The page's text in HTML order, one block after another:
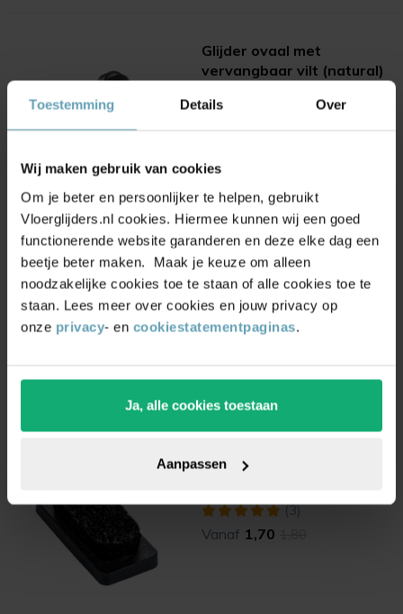
Toestemming Details Over
Wij maken gebruik van cookies
Om je beter en persoonlijker te helpen, gebruikt
Vloerglijders.nl cookies. Hiermee kunnen wij een goed
functionerende website garanderen en deze elke dag een
beetje beter maken. Maak je keuze om alleen
noodzakelijke cookies toe te staan of alle cookies toe te
staan. Lees meer over cookies en jouw privacy op
onze privacy- en cookiestatementpaginas.
Ja, alle cookies toestaan
Aanpassen
Glijder ovaal met
vervangbaar vilt (natural)
Navulbare viltschijf rond
(natural)
(10)
Vanaf 1,20 1,25
Navulbare viltschijf
(3)
Vanaf 1,70